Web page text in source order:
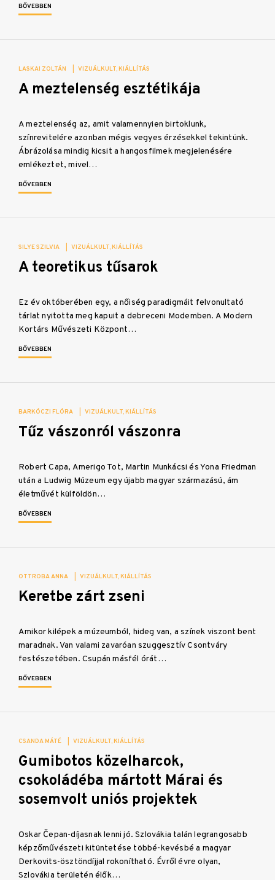
BŐVEBBEN
LASKAI ZOLTÁN VIZUÁLKULT KIÁLLÍTÁS
A meztelenség esztétikája
A meztelenség az, amit valamennyien birtoklunk,
színrevitelére azonban mégis vegyes érzésekkel tekintünk.
Ábrázolása mindig kicsit a hangosfilmek megjelenésére
emlékeztet, mivel…
BŐVEBBEN
SILYE SZILVIA VIZUÁLKULT KIÁLLÍTÁS
A teoretikus tűsarok
Ez év októberében egy, a nőiség paradigmáit felvonultató
tárlat nyitotta meg kapuit a debreceni Modemben. A Modern
Kortárs Művészeti Központ…
BŐVEBBEN
BARKÓCZI FLÓRA VIZUÁLKULT KIÁLLÍTÁS
Tűz vászonról vászonra
Robert Capa, Amerigo Tot, Martin Munkácsi és Yona Friedman
után a Ludwig Múzeum egy újabb magyar származású, ám
életművét külföldön…
BŐVEBBEN
OTTROBA ANNA VIZUÁLKULT KIÁLLÍTÁS
Keretbe zárt zseni
Amikor kilépek a múzeumból, hideg van, a színek viszont bent
maradnak. Van valami zavaróan szuggesztív Csontváry
festészetében. Csupán másfél órát…
BŐVEBBEN
CSANDA MÁTÉ VIZUÁLKULT KIÁLLÍTÁS
Gumibotos közelharcok,
csokoládéba mártott Márai és
sosemvolt uniós projektek
Oskar Čepan-díjasnak lenni jó. Szlovákia talán legrangosabb
képzőművészeti kitüntetése többé-kevésbé a magyar
Derkovits-ösztöndíjjal rokonítható. Évről évre olyan,
Szlovákia területén élők…